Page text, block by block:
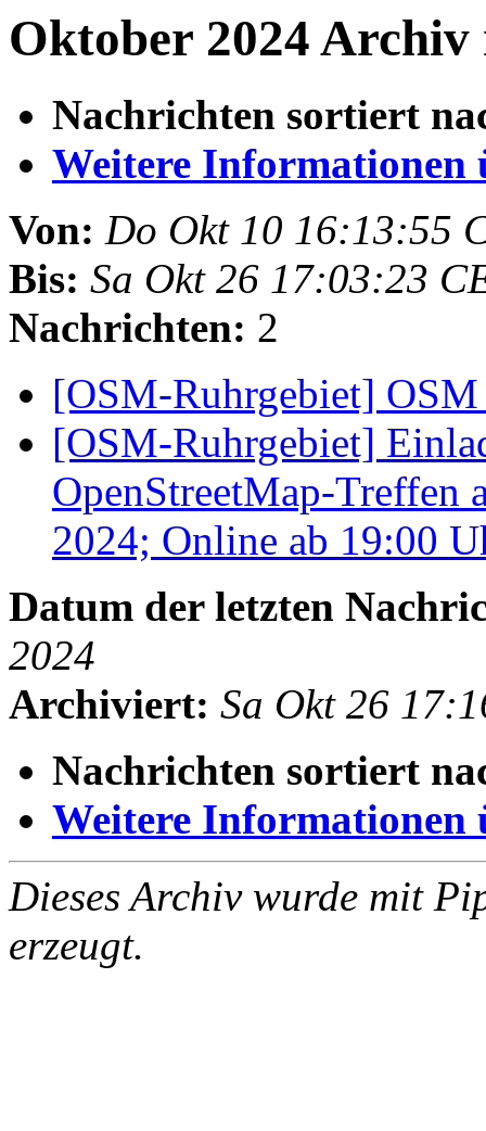
Oktober 2024 Archiv
Nachrichten sortiert
Weitere Informationen
Von: Do Okt 10 16:13:55
Bis: Sa Okt 26 17:03:23
Nachrichten: 2
[OSM-Ruhrgebiet]
[OSM-Ruhrgebiet]
OpenStreetMap-Treffen
2024; Online ab 19:00
Datum der letzten
2024
Archiviert: Sa Okt 26
Nachrichten sortiert
Weitere Informationen
Dieses Archiv wurde mit
erzeugt.